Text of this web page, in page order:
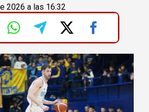
2026 a las 16:32